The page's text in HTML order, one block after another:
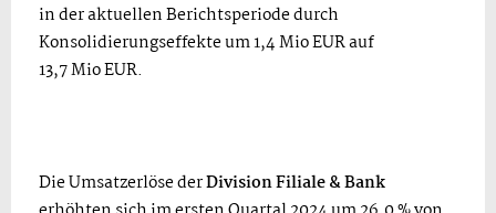
in der aktuellen Berichtsperiode durch
Konsolidierungseffekte um 1,4 Mio EUR auf
13,7 Mio EUR.
Die Umsatzerlöse derDivision Filiale & Bank